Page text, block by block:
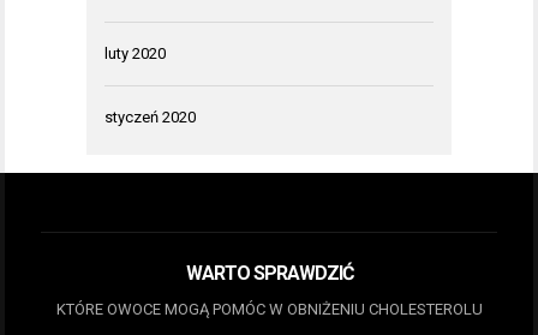
luty 2020
styczeń 2020
WARTO SPRAWDZIĆ
KTÓRE OWOCE MOGĄ POMÓC W OBNIŻENIU CHOLESTEROLU